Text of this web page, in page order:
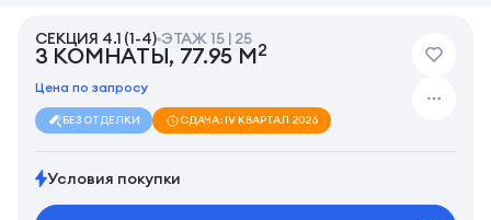
СЕКЦИЯ 4.1 (1-4) ЭТАЖ 15 | 25
3 КОМНАТЫ, 77.95 М2
Цена по запросу
БЕЗ ОТДЕЛКИ СДАЧА: IV КВАРТАЛ 2026
Условия покупки